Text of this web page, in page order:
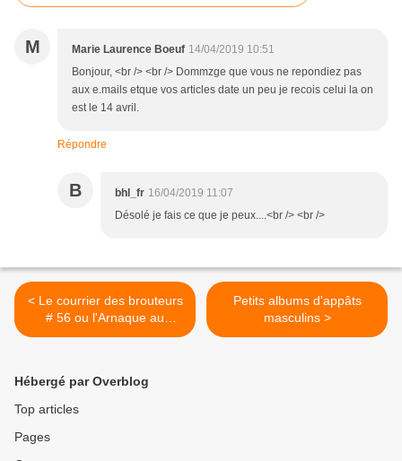
M Marie Laurence Boeuf 14/04/2019 10:51
Bonjour, <br /> <br /> Dommzge que vous ne repondiez pas
aux e.mails etque vos articles date un peu je recois celui la on
est le 14 avril.
Répondre
B bhl_fr 16/04/2019 11:07
Désolé je fais ce que je peux....<br /> <br />
< Le courrier des brouteurs
# 56 ou l'Arnaque au
remboursement
Petits albums d'appâts
masculins >
Hébergé par Overblog
Top articles
Pages